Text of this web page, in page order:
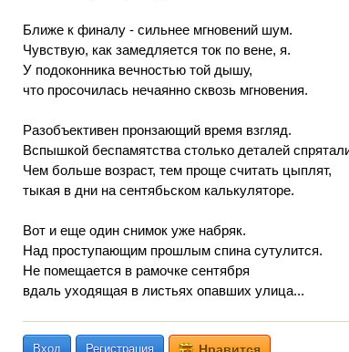
Ближе к финалу - сильнее мгновений шум.
Чувствую, как замедляется ток по вене, я.
У подоконника вечностью той дышу,
что просочилась нечаянно сквозь мгновения.
Разобъективен пронзающий время взгляд.
Вспышкой беспамятства столько деталей
Чем больше возраст, тем проще считать цыплят,
тыкая в дни на сентябьском калькуляторе.
Вот и еще один снимок уже набряк.
Над проступающим прошлым спина сутулится.
Не помещается в рамочке сентября
вдаль уходящая в листьях опавших улица...
Вход Регистрация